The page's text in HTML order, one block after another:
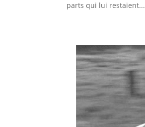
parts qui lui restaient...